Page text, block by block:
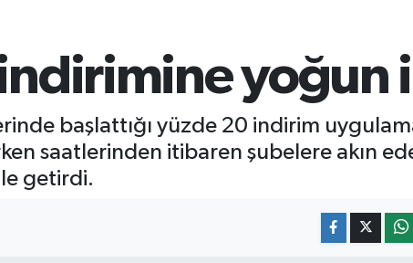
yoğun
başlattığı yüzde 20 indirim
saatlerinden itibaren şubelere akın
getirdi.